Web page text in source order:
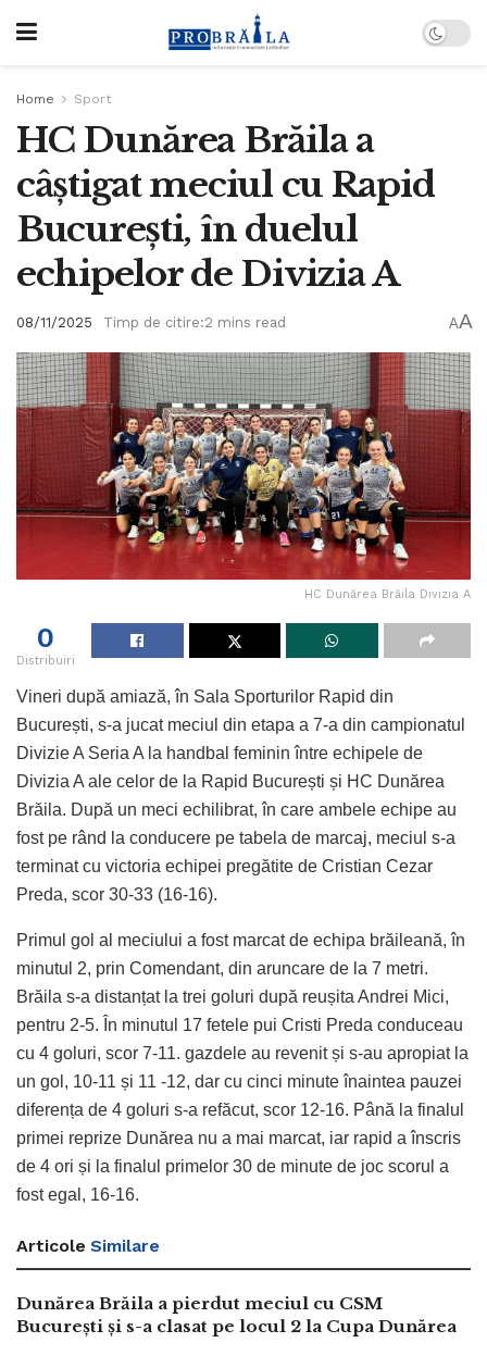
Home Sport
HC Dunărea Brăila a
câștigat meciul cu Rapid
București, în duelul
echipelor de Divizia A
08/11/2025 Timp de citire:2 mins read AA
HC Dunărea Brăila Divizia A
0
Distribuiri
Vineri după amiază, în Sala Sporturilor Rapid din
București, s-a jucat meciul din etapa a 7-a din campionatul
Divizie A Seria A la handbal feminin între echipele de
Divizia A ale celor de la Rapid București și HC Dunărea
Brăila. După un meci echilibrat, în care ambele echipe au
fost pe rând la conducere pe tabela de marcaj, meciul s-a
terminat cu victoria echipei pregătite de Cristian Cezar
Preda, scor 30-33 (16-16).
Primul gol al meciului a fost marcat de echipa brăileană, în
minutul 2, prin Comendant, din aruncare de la 7 metri.
Brăila s-a distanțat la trei goluri după reușita Andrei Mici,
pentru 2-5. În minutul 17 fetele pui Cristi Preda conduceau
cu 4 goluri, scor 7-11. gazdele au revenit și s-au apropiat la
un gol, 10-11 și 11 -12, dar cu cinci minute înaintea pauzei
diferența de 4 goluri s-a refăcut, scor 12-16. Până la finalul
primei reprize Dunărea nu a mai marcat, iar rapid a înscris
de 4 ori și la finalul primelor 30 de minute de joc scorul a
fost egal, 16-16.
Articole Similare
Dunărea Brăila a pierdut meciul cu CSM
București și s-a clasat pe locul 2 la Cupa Dunărea